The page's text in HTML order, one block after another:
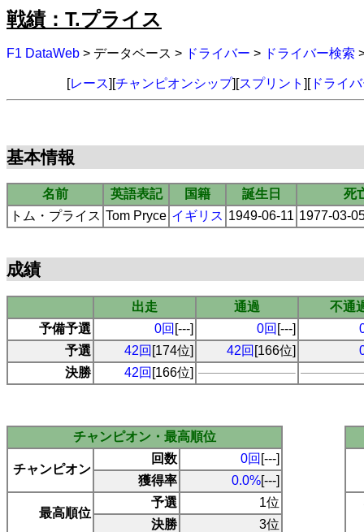
戦績：T.プライス
F1 DataWeb > データベース > ドライバー > ドライバー検索
[レース][チャンピオンシップ][スプリント ][ドライ
基本情報
名前 英語表記 国籍 誕生日
死
トム・プライス Tom Pryce イギリス 1949-06-11 1977-03-
成績
出走 通過
不通
予備予選
0回 [---] 0回 [---]
予選
42回 [174位] 42回 [166位]
決勝
42回 [166位]
チャンピオン・最高順位
チャンピオン
回数 0回 [---]
獲得率
0.0%[---]
最高順位
予選
1位
決勝
3位